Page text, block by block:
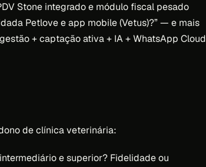
Stone integrado e módulo fiscal pesado
Petlove e app mobile (Vetus)?” — e mais
+ captação ativa + IA + WhatsApp Cloud
de clínica veterinária:
e superior? Fidelidade ou